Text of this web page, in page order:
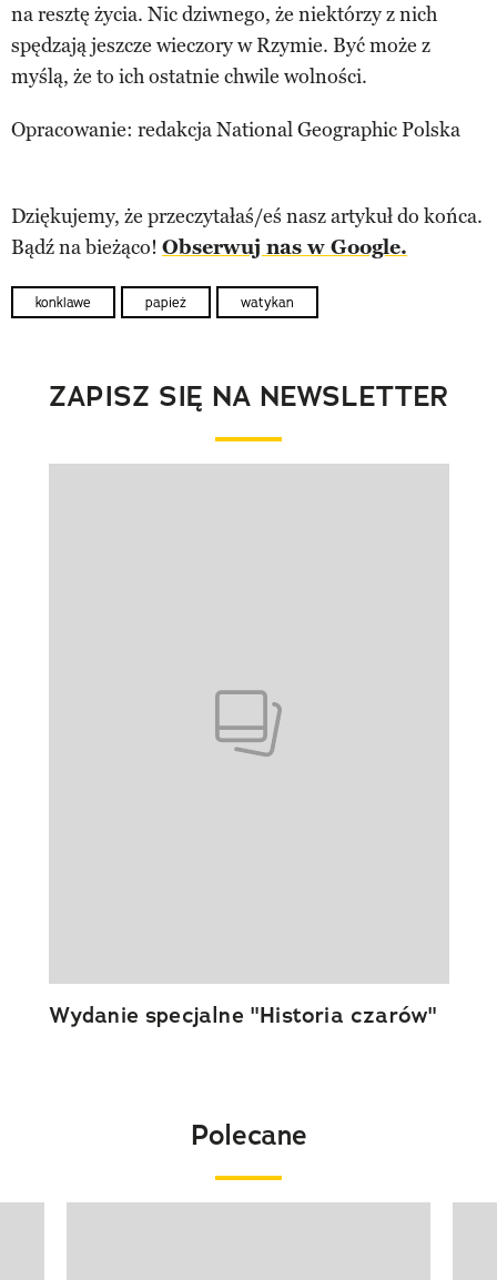
na resztę życia. Nic dziwnego, że niektórzy z nich
spędzają jeszcze wieczory w Rzymie. Być może z
myślą, że to ich ostatnie chwile wolności.
Opracowanie: redakcja National Geographic Polska
Dziękujemy, że przeczytałaś/eś nasz artykuł do końca.
Bądź na bieżąco! Obserwuj nas w Google.
konklawe papież watykan
ZAPISZ SIĘ NA NEWSLETTER
Wydanie specjalne "Historia czarów"
Polecane